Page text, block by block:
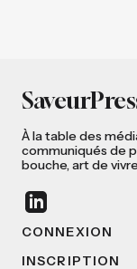
À la table des
communiqués de
bouche, art de
CONNEXION
INSCRIPTION